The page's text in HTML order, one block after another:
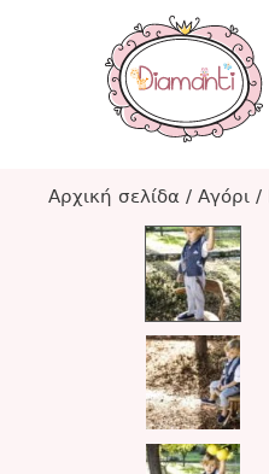
Αρχική σελίδα / Αγόρι /